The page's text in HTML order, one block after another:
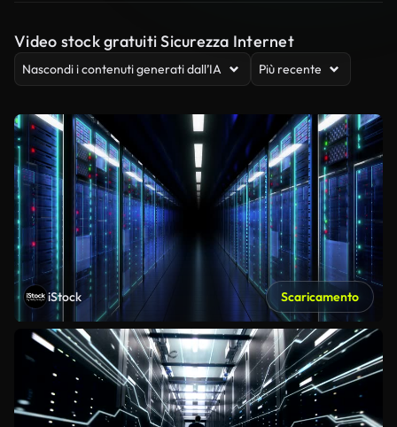
Video stock gratuiti Sicurezza Internet
Nascondi i contenuti generati dall’IA Più recente
iStock Scaricamento